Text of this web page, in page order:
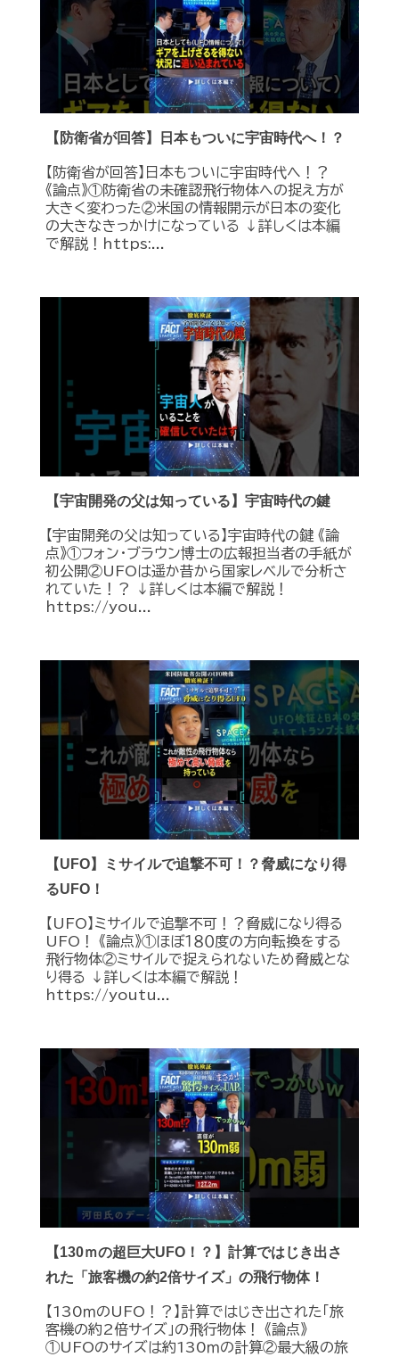
【防衛省が回答】日本もついに宇宙時代へ！？
【防衛省が回答】日本もついに宇宙時代へ！？
《論点》①防衛省の未確認飛行物体への捉え方が
大きく変わった②米国の情報開示が日本の変化
の大きなきっかけになっている ↓詳しくは本編
で解説！https:...
【宇宙開発の父は知っている】宇宙時代の鍵
【宇宙開発の父は知っている】宇宙時代の鍵 《論
点》①フォン・ブラウン博士の広報担当者の手紙が
初公開②UFOは遥か昔から国家レベルで分析さ
れていた！？ ↓詳しくは本編で解説！
https://you...
【UFO】ミサイルで追撃不可！？脅威になり得
るUFO！
【UFO】ミサイルで追撃不可！？脅威になり得る
UFO！ 《論点》①ほぼ１８０度の方向転換をする
飛行物体②ミサイルで捉えられないため脅威とな
り得る ↓詳しくは本編で解説！
https://youtu...
【130ｍの超巨大UFO！？】計算ではじき出さ
れた「旅客機の約2倍サイズ」の飛行物体！
【130ｍのUFO！？】計算ではじき出された「旅
客機の約2倍サイズ」の飛行物体！ 《論点》
①UFOのサイズは約130ｍの計算②最大級の旅